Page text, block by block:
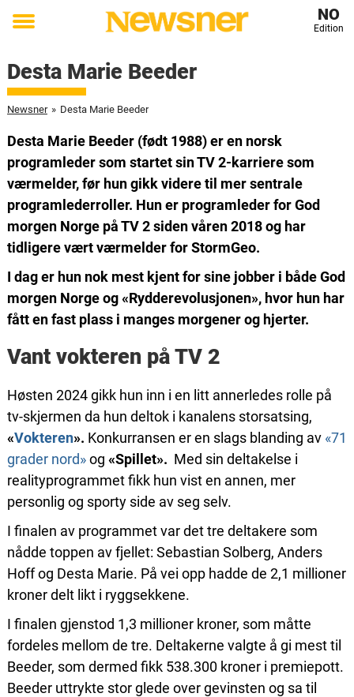
Toggle
NO
Edition
Desta Marie Beeder
Newsner » Desta Marie Beeder
Desta Marie Beeder (født 1988) er en norsk
programleder som startet sin TV 2-karriere som
værmelder, før hun gikk videre til mer sentrale
programlederroller. Hun er programleder for God
morgen Norge på TV 2 siden våren 2018 og har
tidligere vært værmelder for StormGeo.
I dag er hun nok mest kjent for sine jobber i både God
morgen Norge og «Rydderevolusjonen», hvor hun har
fått en fast plass i manges morgener og hjerter.
Vant vokteren på TV 2
Høsten 2024 gikk hun inn i en litt annerledes rolle på
tv-skjermen da hun deltok i kanalens storsatsing,
«Vokteren». Konkurransen er en slags blanding av «71
grader nord»og «Spillet». Med sin deltakelse i
realityprogrammet fikk hun vist en annen, mer
personlig og sporty side av seg selv.
I finalen av programmet var det tre deltakere som
nådde toppen av fjellet: Sebastian Solberg, Anders
Hoff og Desta Marie. På vei opp hadde de 2,1 millioner
kroner delt likt i ryggsekkene.
I finalen gjenstod 1,3 millioner kroner, som måtte
fordeles mellom de tre. Deltakerne valgte å gi mest til
Beeder, som dermed fikk 538.300 kroner i premiepott.
Beeder uttrykte stor glede over gevinsten og sa til